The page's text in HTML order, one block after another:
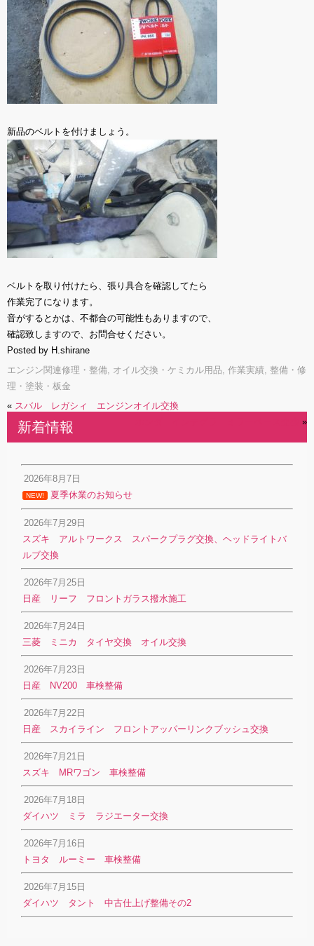
新品のベルトを付けましょう。
ベルトを取り付けたら、張り具合を確認してたら
作業完了になります。
音がするとかは、不都合の可能性もありますので、
確認致しますので、お問合せください。
Posted by H.shirane
エンジン関連修理・整備, オイル交換・ケミカル用品, 作業実績, 整備・修
理・塗装・板金
« スバル レガシィ エンジンオイル交換
»
新着情報
2026年8月7日
NEW! 夏季休業のお知らせ
2026年7月29日
スズキ アルトワークス スパークプラグ交換、ヘッドライトバ
ルブ交換
2026年7月25日
日産 リーフ フロントガラス撥水施工
2026年7月24日
三菱 ミニカ タイヤ交換 オイル交換
2026年7月23日
日産 NV200 車検整備
2026年7月22日
日産 スカイライン フロントアッパーリンクブッシュ交換
2026年7月21日
スズキ MRワゴン 車検整備
2026年7月18日
ダイハツ ミラ ラジエーター交換
2026年7月16日
トヨタ ルーミー 車検整備
2026年7月15日
ダイハツ タント 中古仕上げ整備その2